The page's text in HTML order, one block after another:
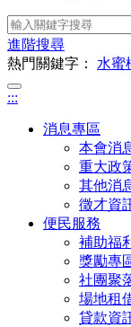
進階搜尋
熱門關鍵字： 水蜜
:::
消息專區
本會消
重大政
其他消
徵才資
便民服務
補助福
獎勵專
社團聚
場地租
貸款資